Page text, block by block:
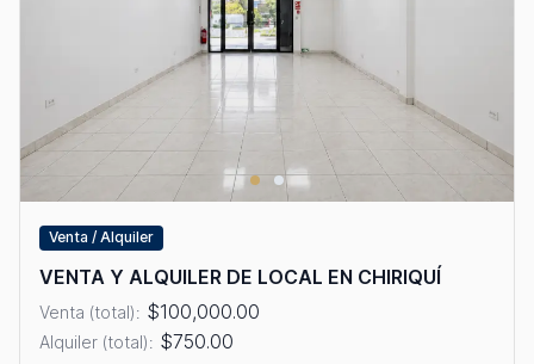
Venta / Alquiler
VENTA Y ALQUILER DE LOCAL EN CHIRIQUÍ
Venta (total): $100,000.00
Alquiler (total): $750.00